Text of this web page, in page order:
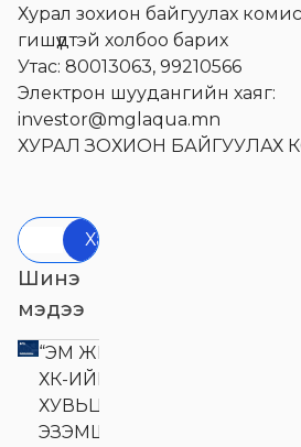
Хурал зохион байгуулах
гишүүдтэй холбоо барих
Утас: 80013063, 99210566
Электрон шуудангийн хаяг:
investor@mglaqua.mn
ХУРАЛ ЗОХИОН БАЙГУУЛАХ
Хайх
Шинэ
мэдээ
“ЭМ ЖИ ЭЛ АКУА”
ХК-ИЙН
ХУВЬЦАА
ЭЗЭМШИГЧДИЙН